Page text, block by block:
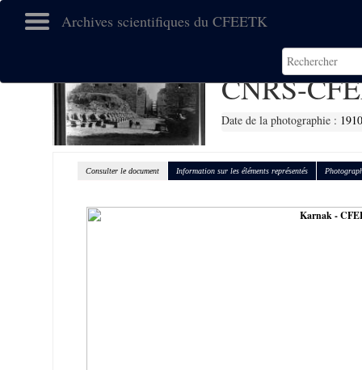
Archives scientifiques du CFEETK
CNRS-
Date de la photographie : 1910
Consulter le document Information sur les éléments représentés